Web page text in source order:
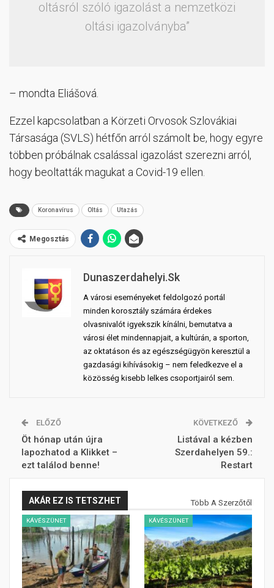
oltásról szóló igazolást a nemzetközi
oltási igazolványba”
– mondta Eliášová.
Ezzel kapcsolatban a Körzeti Orvosok Szlovákiai
Társasága (SVLS) hétfőn arról számolt be, hogy egyre
többen próbálnak csalással igazolást szerezni arról,
hogy beoltatták magukat a Covid-19 ellen.
Koronavírus Oltás Utazás
Megosztás
Dunaszerdahelyi.sk
A városi eseményeket feldolgozó portál
minden korosztály számára érdekes
olvasnivalót igyekszik kínálni, bemutatva a
városi élet mindennapjait, a kultúrán, a sporton,
az oktatáson és az egészségügyön keresztül a
gazdasági kihívásokig – nem feledkezve el a
közösség kisebb lelkes csoportjairól sem.
ELŐZŐ
Öt hónap után újra
lapozhatod a Klikket –
ezt találod benne!
KÖVETKEZŐ
Listával a kézben
Szerdahelyen 59.:
Restart
AKÁR EZ IS TETSZHET Több A Szerzőtől
KÁVÉSZÜNET KÁVÉSZÜNET